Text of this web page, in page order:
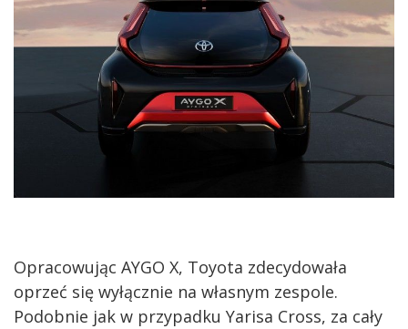
Opracowując AYGO X, Toyota zdecydowała
oprzeć się wyłącznie na własnym zespole.
Podobnie jak w przypadku Yarisa Cross, za cały